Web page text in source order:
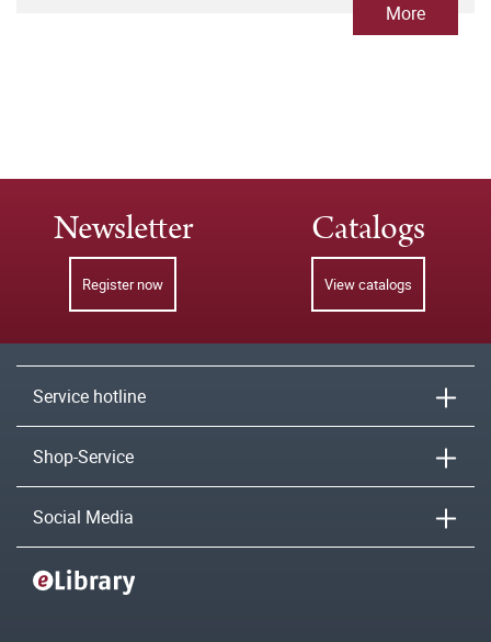
More
Newsletter
Register now
Catalogs
View catalogs
Service hotline
Shop-Service
Social Media